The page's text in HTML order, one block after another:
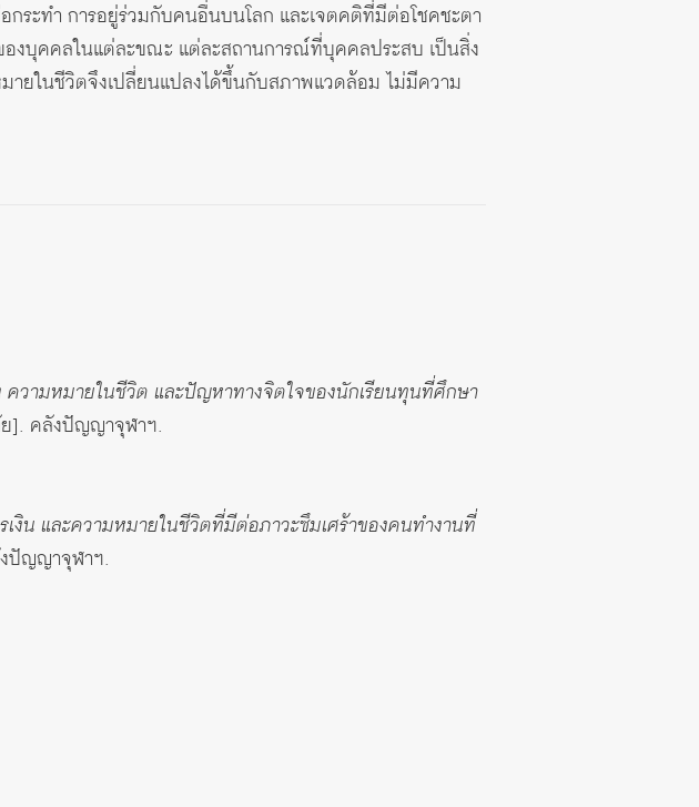
กระทำ การอยู่ร่วมกับคนอื่นบนโลก และเจตคติที่มีต่อโชคชะตา
องบุคคลในแต่ละขณะ แต่ละสถานการณ์ที่บุคคลประสบ เป็นสิ่ง
ยในชีวิตจึงเปลี่ยนแปลงได้ขึ้นกับสภาพแวดล้อม ไม่มีความ
ามหมายในชีวิต และปัญหาทางจิตใจของนักเรียนทุนที่ศึกษา
]. คลังปัญญาจุฬาฯ.
งิน และความหมายในชีวิตที่มีต่อภาวะซึมเศร้าของคนทำงานที่
ปัญญาจุฬาฯ.